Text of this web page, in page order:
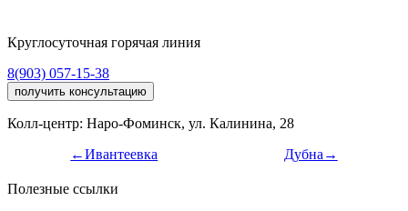
Круглосуточная горячая линия
8(903) 057-15-38
получить консультацию
Колл-центр: Наро-Фоминск, ул. Калинина, 28
←Ивантеевка
Дубна→
Полезные ссылки